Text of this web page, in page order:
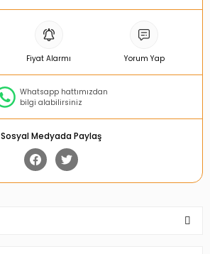
Fiyat Alarmı Yorum Yap
Whatsapp hattımızdan
bilgi alabilirsiniz
Sosyal Medyada Paylaş